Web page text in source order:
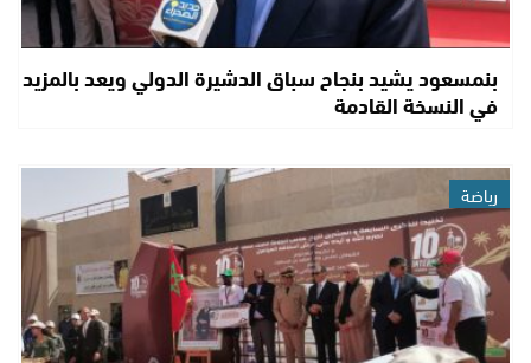
بنمسعود يشيد بنجاح سباق الدشيرة الدولي ويعد بالمزيد
في النسخة القادمة
رياضة